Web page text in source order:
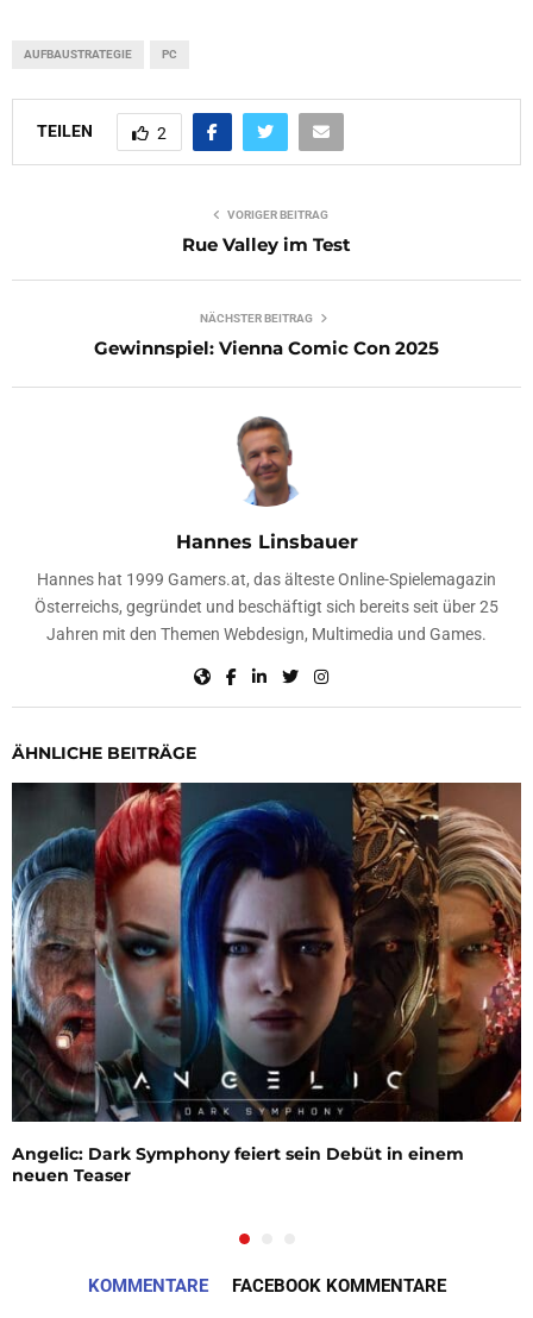
AUFBAUSTRATEGIE PC
TEILEN 2
VORIGER BEITRAG
Rue Valley im Test
NÄCHSTER BEITRAG
Gewinnspiel: Vienna Comic Con 2025
Hannes Linsbauer
Hannes hat 1999 Gamers.at, das älteste Online-Spielemagazin
Österreichs, gegründet und beschäftigt sich bereits seit über 25
Jahren mit den Themen Webdesign, Multimedia und Games.
ÄHNLICHE BEITRÄGE
Angelic: Dark Symphony feiert sein Debüt in einem
neuen Teaser
KOMMENTARE FACEBOOK KOMMENTARE